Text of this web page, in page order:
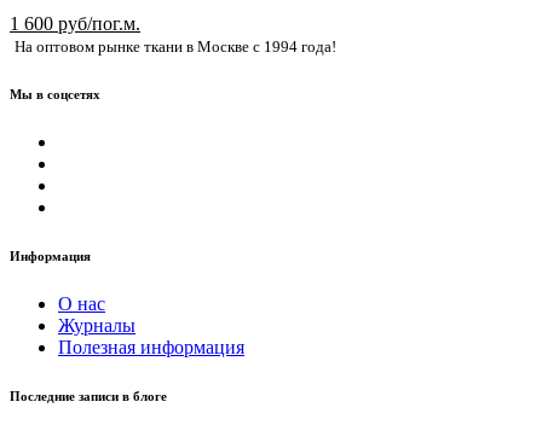
1 600 руб/пог.м.
На оптовом рынке ткани в Москве с 1994 года!
Мы в соцсетях
Информация
О нас
Журналы
Полезная информация
Последние записи в блоге